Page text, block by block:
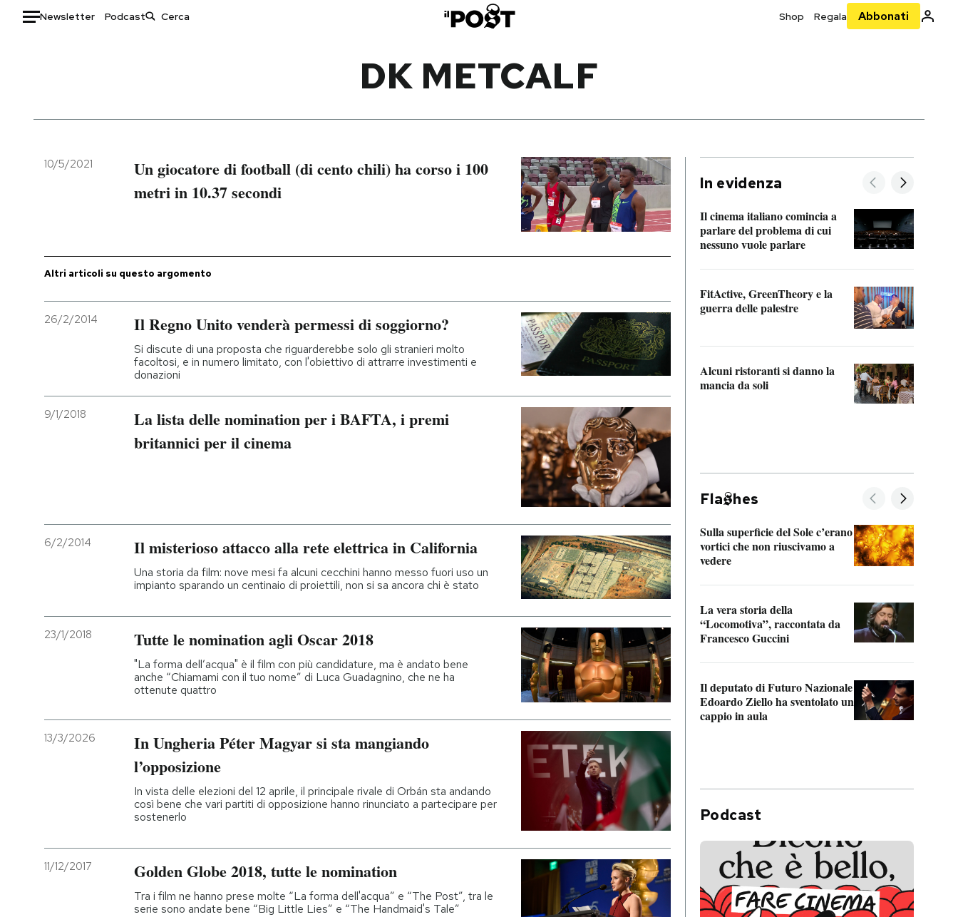
Newsletter Podcast Shop Regala Abbonati
Italia
Politica
Moda
Ok Boomer!
NEWSLETTER
I MIEI PREFERITI
CALENDARIO
AREA PERSONALE
DK METCALF
10/5/2021
Un giocatore di football (di cento chili) ha corso i 100
metri in 10.37 secondi
Altri articoli su questo argomento
26/2/2014 Il Regno Unito venderà permessi di soggiorno?
Si discute di una proposta che riguarderebbe solo gli stranieri molto
facoltosi, e in numero limitato, con l'obiettivo di attrarre investimenti e
donazioni
9/1/2018
La lista delle nomination per i BAFTA, i premi
britannici per il cinema
6/2/2014 Il misterioso attacco alla rete elettrica in California
Una storia da film: nove mesi fa alcuni cecchini hanno messo fuori uso un
impianto sparando un centinaio di proiettili, non si sa ancora chi è stato
23/1/2018 Tutte le nomination agli Oscar 2018
"La forma dell’acqua" è il film con più candidature, ma è andato bene
anche “Chiamami con il tuo nome” di Luca Guadagnino, che ne ha
ottenute quattro
13/3/2026
In Ungheria Péter Magyar si sta mangiando
l’opposizione
In vista delle elezioni del 12 aprile, il principale rivale di Orbán sta andando
così bene che vari partiti di opposizione hanno rinunciato a partecipare per
sostenerlo
11/12/2017 Golden Globe 2018, tutte le nomination
Tra i film ne hanno prese molte “La forma dell'acqua” e “The Post”, tra le
serie sono andate bene “Big Little Lies” e “The Handmaid's Tale”
In evidenza
Il cinema italiano comincia a
parlare del problema di cui
nessuno vuole parlare
FitActive, GreenTheory e la
guerra delle palestre
Alcuni ristoranti si danno la
mancia da soli
Fla hes
Sulla superficie del Sole c’erano
vortici che non riuscivamo a
vedere
La vera storia della
“Locomotiva”, raccontata da
Francesco Guccini
Il deputato di Futuro Nazionale
Edoardo Ziello ha sventolato un
cappio in aula
Podcast